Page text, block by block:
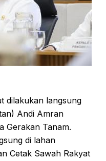
dilakukan langsung
Andi Amran
Gerakan Tanam.
di lahan
Cetak Sawah Rakyat